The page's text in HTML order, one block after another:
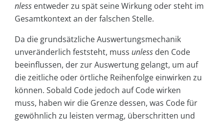
nless entweder zu spät seine Wirkung oder steht im
Gesamtkontext an der falschen Stelle.
Da die grundsätzliche Auswertungsmechanik
unveränderlich feststeht, muss unless den Code
beeinflussen, der zur Auswertung gelangt, um auf
die zeitliche oder örtliche Reihenfolge einwirken zu
können. Sobald Code jedoch auf Code wirken
muss, haben wir die Grenze dessen, was Code für
gewöhnlich zu leisten vermag, überschritten und